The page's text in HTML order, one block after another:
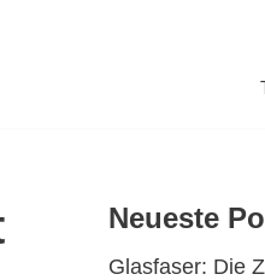
Neueste
Glasfaser: Die